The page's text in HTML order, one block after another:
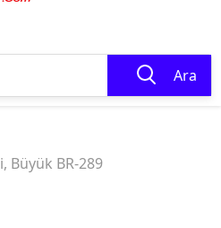
Ara
Büyük BR-289